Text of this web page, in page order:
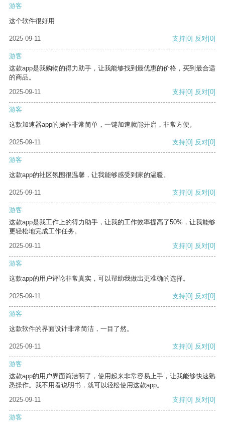
游客
这个软件很好用
2025-09-11 支持[0] 反对[0]
游客
这款app是我购物的得力助手，让我能够找到最优惠的价格，买到最合适
的商品。
2025-09-11
支持[0] 反对[0]
游客
这款加速器app的操作非常简单，一键加速就能开启，非常方便。
2025-09-11 支持[0] 反对[0]
游客
这款app的社区氛围很温馨，让我能够感受到家的温暖。
2025-09-11 支持[0] 反对[0]
游客
这款app是我工作上的得力助手，让我的工作效率提高了50%，让我能够
更轻松地完成工作任务。
2025-09-11
支持[0] 反对[0]
游客
这款app的用户评论非常真实，可以帮助我做出更准确的选择。
2025-09-11 支持[0] 反对[0]
游客
这款软件的界面设计非常简洁，一目了然。
2025-09-11 支持[0] 反对[0]
游客
这款app的用户界面简洁明了，使用起来非常容易上手，让我能够快速熟
悉操作。我不用看说明书，就可以轻松使用这款app。
2025-09-11
支持[0] 反对[0]
游客